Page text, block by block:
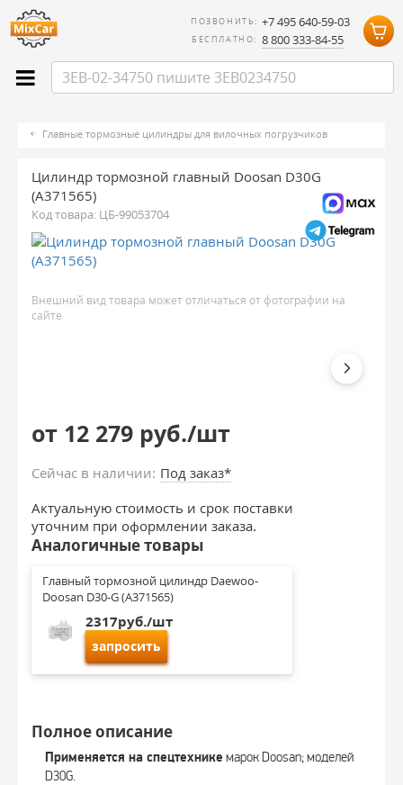
ПОЗВОНИТЬ: +7 495 640-59-03
БЕСПЛАТНО: 8 800 333-84-55
Главные тормозные цилиндры для вилочных погрузчиков
Цилиндр тормозной главный Doosan D30G
(A371565)
Код товара: ЦБ-99053704
Внешний вид товара может отличаться от фотографии на
сайте
от 12 279 руб./шт
Сейчас в наличии: Под заказ*
Актуальную стоимость и срок поставки
уточним при оформлении заказа.
Аналогичные товары
Главный тормозной цилиндр Daewoo-
Doosan D30-G (A371565)
2317руб./шт
запросить
Полное описание
Применяется на спецтехнике марок Doosan; моделей
D30G.